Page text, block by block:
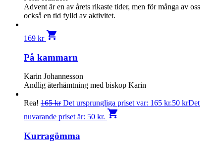
Advent är en av årets rikaste tider, men för många av oss
också en tid fylld av aktivitet.
169 kr shopping_cart
På kammarn
Karin Johannesson
Andlig återhämtning med biskop Karin
Rea! 165kr Det ursprungliga priset var: 165 kr.50 krDet
nuvarande priset är: 50 kr. shopping_cart
Kurragömma